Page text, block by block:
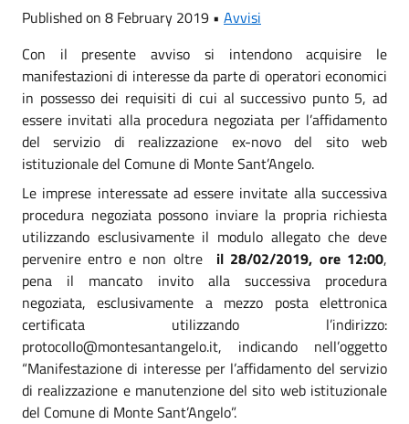
Published on 8 February 2019 • Avvisi
Con il presente avviso si intendono acquisire le
manifestazioni di interesse da parte di operatori economici
in possesso dei requisiti di cui al successivo punto 5, ad
essere invitati alla procedura negoziata per l’affidamento
del servizio di realizzazione ex-novo del sito web
istituzionale del Comune di Monte Sant’Angelo.
Le imprese interessate ad essere invitate alla successiva
procedura negoziata possono inviare la propria richiesta
utilizzando esclusivamente il modulo allegato che deve
pervenire entro e non oltre il 28/02/2019, ore 12:00,
pena il mancato invito alla successiva procedura
negoziata, esclusivamente a mezzo posta elettronica
certificata utilizzando l’indirizzo:
protocollo@montesantangelo.it, indicando nell’oggetto
“Manifestazione di interesse per l’affidamento del servizio
di realizzazione e manutenzione del sito web istituzionale
del Comune di Monte Sant’Angelo”.